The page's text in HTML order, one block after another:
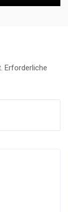
Erforderliche